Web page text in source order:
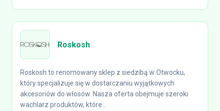
Roskosh
Roskosh to renomowany sklep z siedzibą w Otwocku,
który specjalizuje się w dostarczaniu wyjątkowych
akcesoriów do włosów. Nasza oferta obejmuje szeroki
wachlarz produktów, które...